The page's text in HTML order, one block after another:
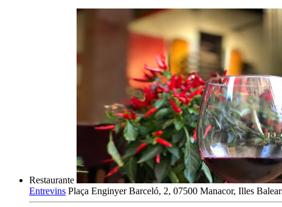
Restaurante
Entrevins Plaça Enginyer Barceló, 2, 07500 Manacor, Illes